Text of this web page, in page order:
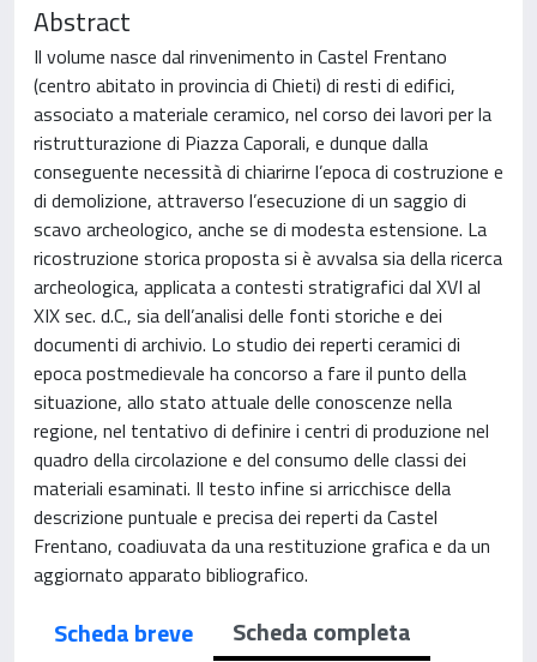
Abstract
Il volume nasce dal rinvenimento in Castel Frentano
(centro abitato in provincia di Chieti) di resti di edifici,
associato a materiale ceramico, nel corso dei lavori per la
ristrutturazione di Piazza Caporali, e dunque dalla
conseguente necessità di chiarirne l’epoca di costruzione e
di demolizione, attraverso l’esecuzione di un saggio di
scavo archeologico, anche se di modesta estensione. La
ricostruzione storica proposta si è avvalsa sia della ricerca
archeologica, applicata a contesti stratigrafici dal XVI al
XIX sec. d.C., sia dell’analisi delle fonti storiche e dei
documenti di archivio. Lo studio dei reperti ceramici di
epoca postmedievale ha concorso a fare il punto della
situazione, allo stato attuale delle conoscenze nella
regione, nel tentativo di definire i centri di produzione nel
quadro della circolazione e del consumo delle classi dei
materiali esaminati. Il testo infine si arricchisce della
descrizione puntuale e precisa dei reperti da Castel
Frentano, coadiuvata da una restituzione grafica e da un
aggiornato apparato bibliografico.
Scheda breve
Scheda completa